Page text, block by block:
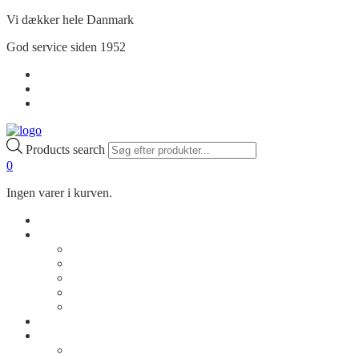
Vi dækker hele Danmark
God service siden 1952
Products search
0
Ingen varer i kurven.